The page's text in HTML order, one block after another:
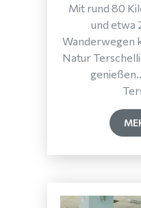
Mit rund 80
und etwa
Wanderwegen
Natur